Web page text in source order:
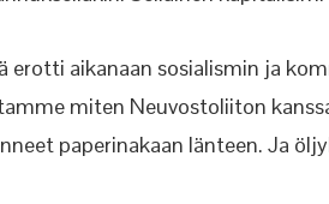
erotti aikanaan sosialismin ja
miten Neuvostoliiton
paperinakaan länteen. Ja